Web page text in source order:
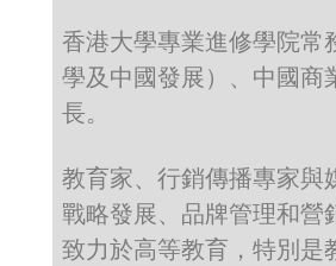
香港大學專業進修學院常
學及中國發展）、中國商
長。
教育家、行銷傳播專家與
戰略發展、品牌管理和營
致力於高等教育，特別是